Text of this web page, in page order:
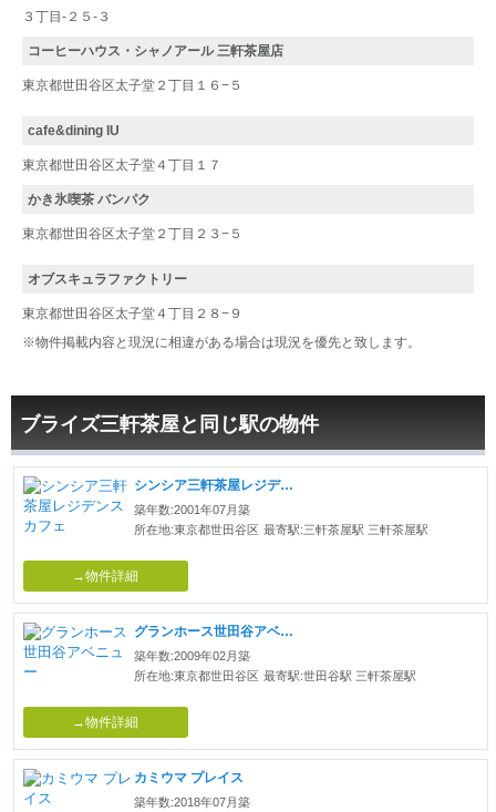
３丁目-２５-３
コーヒーハウス・シャノアール 三軒茶屋店
東京都世田谷区太子堂２丁目１６−５
cafe&dining IU
東京都世田谷区太子堂４丁目１７
かき氷喫茶 バンパク
東京都世田谷区太子堂２丁目２３−５
オブスキュラファクトリー
東京都世田谷区太子堂４丁目２８−９
※物件掲載内容と現況に相違がある場合は現況を優先と致します。
ブライズ三軒茶屋と同じ駅の物件
シンシア三軒茶屋レジデンスカフェ
築年数:2001年07月築
所在地:東京都世田谷区 最寄駅:三軒茶屋駅 三軒茶屋駅
→物件詳細
グランホース世田谷アベニュー
築年数:2009年02月築
所在地:東京都世田谷区 最寄駅:世田谷駅 三軒茶屋駅
→物件詳細
カミウマ プレイス
築年数:2018年07月築